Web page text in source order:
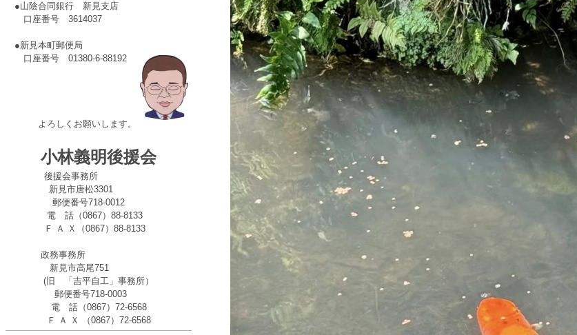
●山陰合同銀行 新見支店
口座番号 3614037
●新見本町郵便局
口座番号 01380-6-88192
よろしくお願いします。
小林義明後援会
後援会事務所
新見市唐松3301
郵便番号718-0012
電 話（0867）88-8133
Ｆ Ａ Ｘ（0867）88-8133
政務事務所
新見市高尾751
(旧 「吉平自工」事務所）
郵便番号718-0003
電 話（0867）72-6568
Ｆ Ａ Ｘ （0867）72-6568